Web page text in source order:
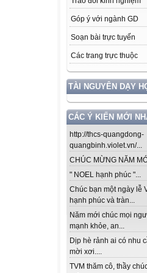
Góp ý với ngành GD
Soạn bài trực tuyến
Các trang trực thuộc
TÀI NGUYÊN DẠY
CÁC Ý KIẾN MỚI
http://thcs-quangdong-
quangbinh.violet.vn/...
CHÚC MỪNG NĂM
" NOEL hạnh phúc "...
Chúc bạn một ngày lễ
hạnh phúc và tràn...
Năm mới chúc mọi
mạnh khỏe, an...
Dịp hè rảnh ai có nhu
mời xơi....
TVM thăm cô, thầy